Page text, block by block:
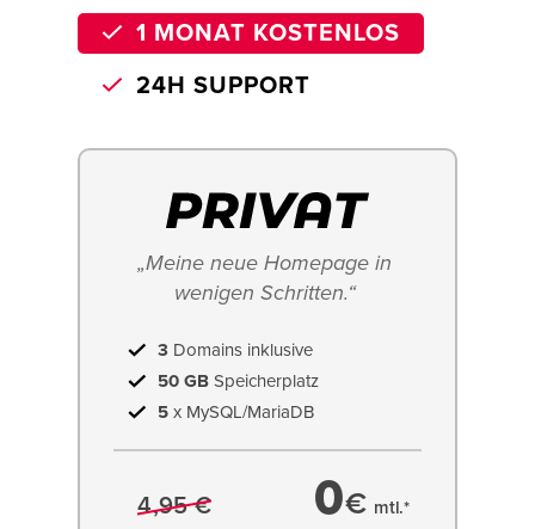
1 MONAT KOSTENLOS
24H SUPPORT
„Meine neue Homepage in
wenigen Schritten.“
3 Domains inklusive
50 GB Speicherplatz
5 x MySQL/MariaDB
4,95 € 0€ mtl.*